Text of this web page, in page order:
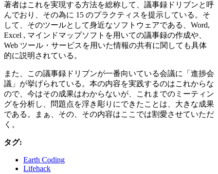
著者はこれを実現する方法を総称して、議事録ドリブンと呼
んでおり、その為に 15 のプラクティスを提示している。そ
して、そのツールとして身近なソフトウェアである、Word,
Excel , マインドマップソフトを用いての議事録の作成や、
Web ツール・サービスを用いた情報の共有に関しても具体
的に説明されている。
また、この議事録ドリブンが一番向いている会議に「進捗会
議」が挙げられている。本の内容を実践するのはこれからな
ので、今はその成果はわからないが、これまでのミーティン
グを分析し、問題点を浮き彫りにできたことは、大きな成果
である。まぁ、その、その内容はここでは割愛させていただ
く。
タグ:
Earth Coding
Lifehack